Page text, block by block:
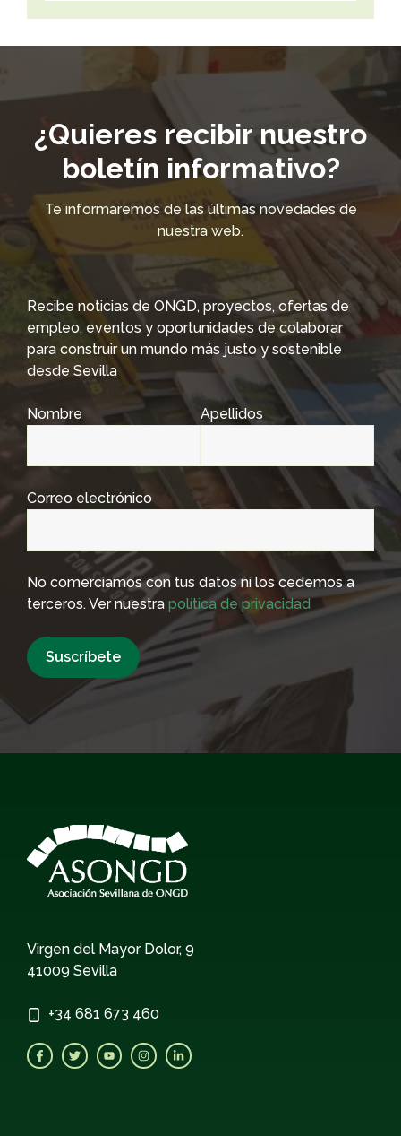
¿Quieres recibir nuestro
boletín informativo?
Te informaremos de las últimas novedades de
nuestra web.
Recibe noticias de ONGD, proyectos, ofertas de
empleo, eventos y oportunidades de colaborar
para construir un mundo más justo y sostenible
desde Sevilla
Nombre Apellidos
Correo electrónico
No comerciamos con tus datos ni los cedemos a
terceros. Ver nuestra política de privacidad
Virgen del Mayor Dolor, 9
41009 Sevilla
+34 681 673 460